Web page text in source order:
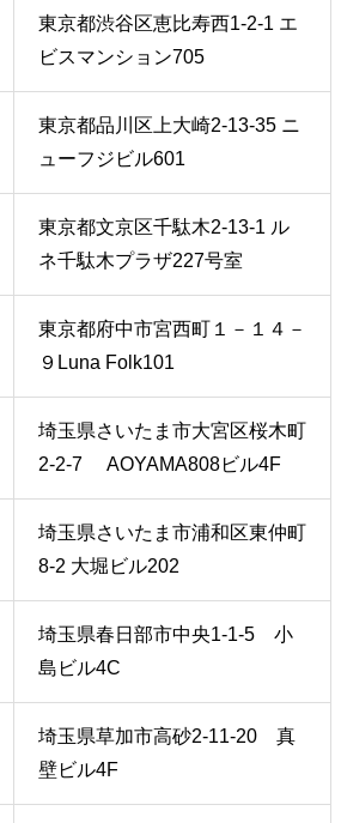
東京都渋谷区恵比寿西1-2-1 エ
ビスマンション705
東京都品川区上大崎2-13-35 ニ
ューフジビル601
東京都文京区千駄木2-13-1 ル
ネ千駄木プラザ227号室
東京都府中市宮西町１－１４－
９Luna Folk101
埼玉県さいたま市大宮区桜木町
2-2-7 AOYAMA808ビル4F
埼玉県さいたま市浦和区東仲町
8-2 大堀ビル202
埼玉県春日部市中央1-1-5 小
島ビル4C
埼玉県草加市高砂2-11-20 真
壁ビル4F